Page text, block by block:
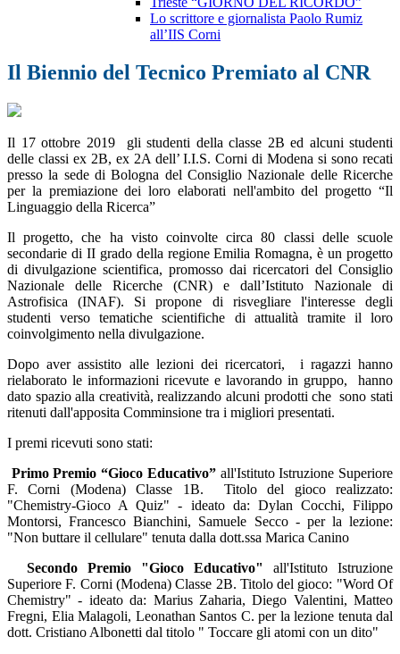
Lo scrittore e giornalista Paolo Rumiz
all’IIS Corni
Il Biennio del Tecnico Premiato al CNR
Il 17 ottobre 2019 gli studenti della classe 2B ed alcuni studenti
delle classi ex 2B, ex 2A dell’ I.I.S. Corni di Modena si sono recati
presso la sede di Bologna del Consiglio Nazionale delle Ricerche
per la premiazione dei loro elaborati nell'ambito del progetto “Il
Linguaggio della Ricerca”
Il progetto, che ha visto coinvolte circa 80 classi delle scuole
secondarie di II grado della regione Emilia Romagna, è un progetto
di divulgazione scientifica, promosso dai ricercatori del Consiglio
Nazionale delle Ricerche (CNR) e dall’Istituto Nazionale di
Astrofisica (INAF). Si propone di risvegliare l'interesse degli
studenti verso tematiche scientifiche di attualità tramite il loro
coinvolgimento nella divulgazione.
Dopo aver assistito alle lezioni dei ricercatori, i ragazzi hanno
rielaborato le informazioni ricevute e lavorando in gruppo, hanno
dato spazio alla creatività, realizzando alcuni prodotti che sono stati
ritenuti dall'apposita Comminsione tra i migliori presentati.
I premi ricevuti sono stati:
Primo Premio “Gioco Educativo”all'Istituto Istruzione Superiore
F. Corni (Modena) Classe 1B. Titolo del gioco realizzato:
"Chemistry-Gioco A Quiz" - ideato da: Dylan Cocchi, Filippo
Montorsi, Francesco Bianchini, Samuele Secco - per la lezione:
"Non buttare il cellulare" tenuta dalla dott.ssa Marica Canino
Secondo Premio "Gioco Educativo"
all'Istituto Istruzione
Superiore F. Corni (Modena) Classe 2B. Titolo del gioco: "Word Of
Chemistry" - ideato da: Marius Zaharia, Diego Valentini, Matteo
Fregni, Elia Malagoli, Leonathan Santos C. per la lezione tenuta dal
dott. Cristiano Albonetti dal titolo " Toccare gli atomi con un dito"